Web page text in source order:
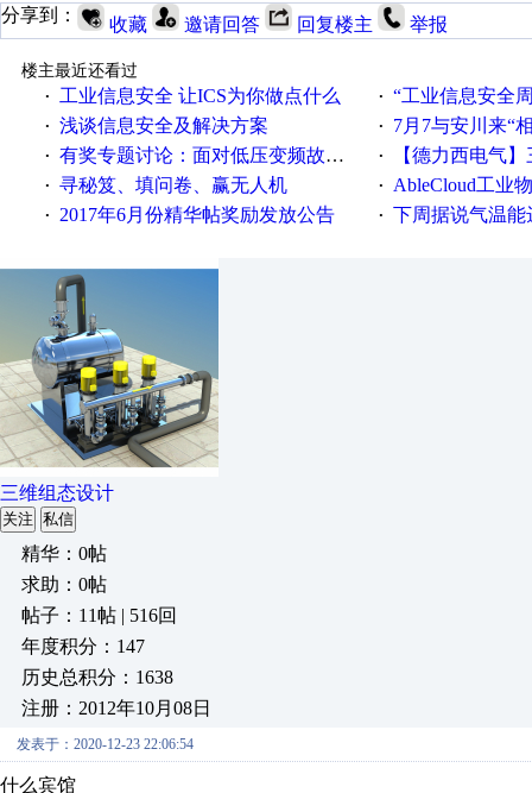
分享到：
收藏 邀请回答 回复楼主 举报
楼主最近还看过
·
工业信息安全 让ICS为你做点什么 · “工业信息安全周之我见”
· 浅谈信息安全及解决方案 · 7月7与安川来“
· 有奖专题讨论：面对低压变频故障，老手是这样解决的！ · 【德力西电气】三
· 寻秘笈、填问卷、赢无人机 · AbleCloud工业物联
· 2017年6月份精华帖奖励发放公告 · 下周据说气温能
三维组态设计
关注 私信
精华：0帖
求助：0帖
帖子：11帖 | 516回
年度积分：147
历史总积分：1638
注册：2012年10月08日
发表于：2020-12-23 22:06:54
什么宾馆